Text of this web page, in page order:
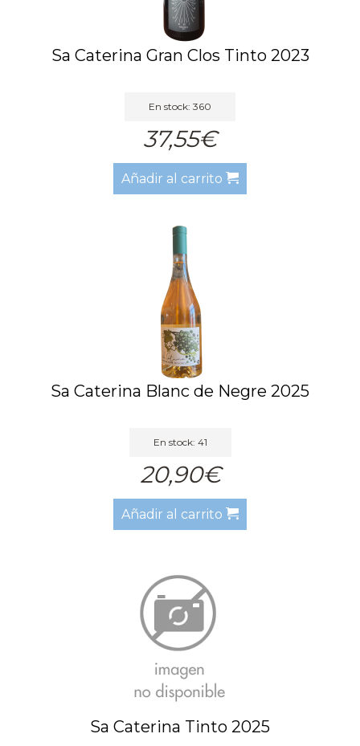
Sa Caterina Gran Clos Tinto 2023
En stock: 360
37,55€
Añadir al carrito
Sa Caterina Blanc de Negre 2025
En stock: 41
20,90€
Añadir al carrito
Sa Caterina Tinto 2025